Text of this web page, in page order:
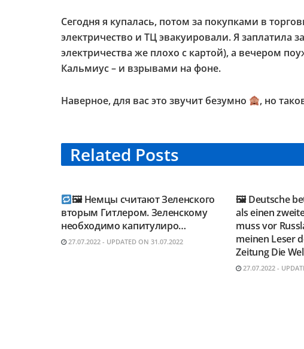
Сегодня я купалась, потом за покупками в
электричество и ТЦ эвакуировали. Я заплатила
электричества же плохо с картой), а вечером
Кальмиус – и взрывами на фоне.
Наверное, для вас это звучит безумно , но
Related Posts
TELEGRAM KANAL
🖼 Немцы считают Зеленского
вторым Гитлером. Зеленскому
необходимо капитулиро…
27.07.2022 - UPDATED ON 31.07.2022
TELEGRAM
🖼 Deutsche
als einen
muss vor
meinen Leser
Zeitung Die
27.07.2022 -